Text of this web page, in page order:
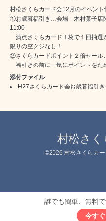
村松さくらカード会12月のイベント
①お歳暮福引き…会場：木村菓子店
11:00
満点さくらカード１枚で１回抽選
限りの空クジなし！
②さくらカードポイント２倍セール
福引きの前に一気にポイントをた
添付ファイル
H27さくらカード会お歳暮福引
村松さ
©2026 村松さくらカ
誰でも簡単、無料
今す